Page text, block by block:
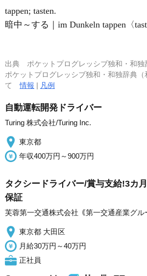
tappen; tasten.
暗中～する｜im Dunkeln tappen〈
出典 ポケットプログレッシブ独和・和独
ポケットプログレッシブ独和・和独辞典（
て情報 | 凡例
自動運転開発ドライバー
Turing 株式会社/Turing Inc.
東京都
年収400万円～900万円
タクシードライバー/賞与支給!3カ
保証
芙蓉第一交通株式会社｟第一交通産業グル
東京都 大田区
月給30万円～40万円
正社員